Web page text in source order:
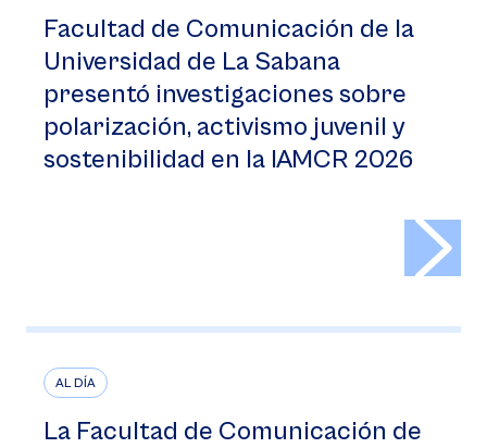
Facultad de Comunicación de la
Universidad de La Sabana
presentó investigaciones sobre
polarización, activismo juvenil y
sostenibilidad en la IAMCR 2026
AL DÍA
La Facultad de Comunicación de